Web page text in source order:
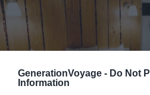
GenerationVoyage - Do Not
Information